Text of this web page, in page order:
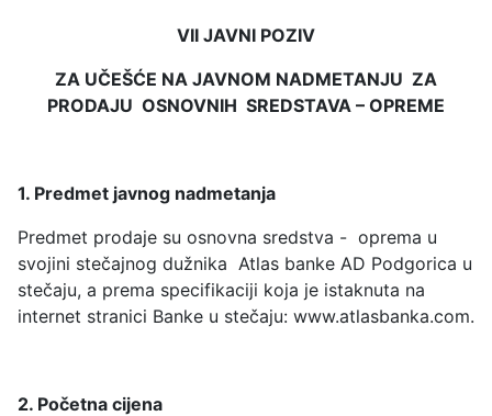
VII JAVNI POZIV
ZA UČEŠĆE NA JAVNOM NADMETANJU ZA
PRODAJU OSNOVNIH SREDSTAVA – OPREME
1. Predmet javnog nadmetanja
Predmet prodaje su osnovna sredstva - oprema u
svojini stečajnog dužnika Atlas banke AD Podgorica u
stečaju, a prema specifikaciji koja je istaknuta na
internet stranici Banke u stečaju: www.atlasbanka.com.
2. Početna cijena